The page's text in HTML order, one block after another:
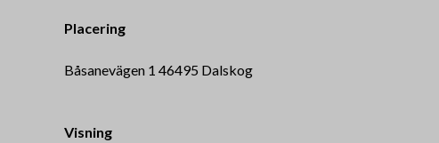
Placering
Båsanevägen 1 46495 Dalskog
Visning